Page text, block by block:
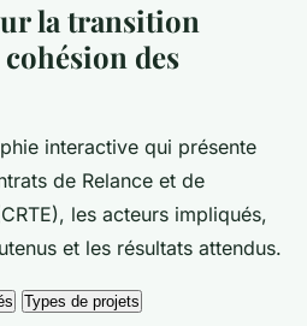
la transition
des
interactive qui présente
de Relance et de
les acteurs impliqués,
et les résultats attendus.
Types de projets